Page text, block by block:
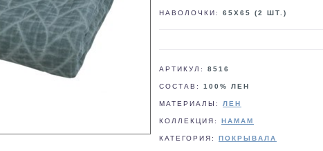
НАВОЛОЧКИ: 65X65 (2 ШТ.)
АРТИКУЛ: 8516
СОСТАВ: 100% ЛЕН
МАТЕРИАЛЫ: ЛЕН
КОЛЛЕКЦИЯ: HAMAM
КАТЕГОРИЯ: ПОКРЫВАЛА